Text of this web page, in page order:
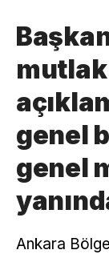
genel
genel
Ankara